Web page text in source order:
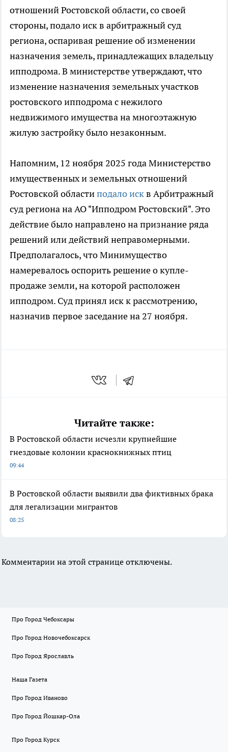
отношений Ростовской области, со своей
стороны, подало иск в арбитражный суд
региона, оспаривая решение об изменении
назначения земель, принадлежащих владельцу
ипподрома. В министерстве утверждают, что
изменение назначения земельных участков
ростовского ипподрома с нежилого
недвижимого имущества на многоэтажную
жилую застройку было незаконным.
Напомним, 12 ноября 2025 года Министерство
имущественных и земельных отношений
Ростовской областиподало искв Арбитражный
суд региона на АО "Ипподром Ростовский". Это
действие было направлено на признание ряда
решений или действий неправомерными.
Предполагалось, что Минимущество
намеревалось оспорить решение о купле-
продаже земли, на которой расположен
ипподром. Суд принял иск к рассмотрению,
назначив первое заседание на 27 ноября.
Читайте также:
В Ростовской области исчезли крупнейшие
гнездовые колонии краснокнижных птиц
09:44
В Ростовской области выявили два фиктивных брака
для легализации мигрантов
08:25
Комментарии на этой странице отключены.
Про Город Чебоксары
Про Город Новочебоксарск
Про Город Ярославль
Наша Газета
Про Город Иваново
Про Город Йошкар-Ола
Про Город Курск